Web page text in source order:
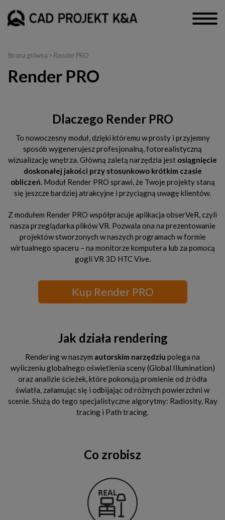
Strona główna > Render PRO
Render PRO
Dlaczego Render PRO
To nowoczesny moduł, dzięki któremu w prosty i przyjemny
sposób wygenerujesz profesjonalną, fotorealistyczną
wizualizację wnętrza. Główną zaletą narzędzia jest osiągnięcie
doskonałej jakości przy stosunkowo krótkim czasie
obliczeń. Moduł Render PRO sprawi, że Twoje projekty staną
się jeszcze bardziej atrakcyjne i przyciągną uwagę klientów.
Z modułem Render PRO współpracuje aplikacja obserVeR, czyli
nasza przeglądarka plików VR. Pozwala ona na prezentowanie
projektów stworzonych w naszych programach w formie
wirtualnego spaceru – na monitorze komputera lub za pomocą
gogli VR 3D HTC Vive.
Kup Render PRO
Jak działa rendering
Rendering w naszym autorskim narzędziu polega na
wyliczeniu globalnego oświetlenia sceny (Global Illumination)
oraz analizie ścieżek, które pokonują promienie od źródła
światła, załamując się i odbijając od różnych powierzchni w
scenie. Służą do tego specjalistyczne algorytmy: Radiosity, Ray
tracing i Path tracing.
Co zrobisz